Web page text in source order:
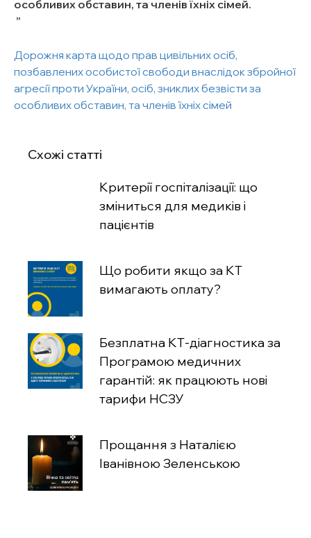
особливих обставин, та членів їхніх сімей.
Дорожня карта щодо прав цивільних осіб,
позбавлених особистої свободи внаслідок збройної
агресії проти України, осіб, зниклих безвісти за
особливих обставин, та членів їхніх сімей
Схожі статті
Критерії госпіталізації: що
зміниться для медиків і
пацієнтів
Що робити якщо за КТ
вимагають оплату?
Безплатна КТ-діагностика за
Програмою медичних
гарантій: як працюють нові
тарифи НСЗУ
Прощання з Наталією
Іванівною Зеленською